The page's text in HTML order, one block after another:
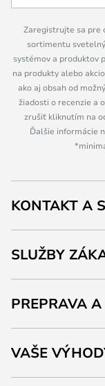
Zaregistrujte sa pre
sortimentu
systémov a produktov
na produkty alebo
ako aj obsah od
žiadosti o recenzie a
zrušiť kliknutím na
Ďalšie informácie
KONTAKT A
SLUŽBY
PREPRAVA
VAŠE